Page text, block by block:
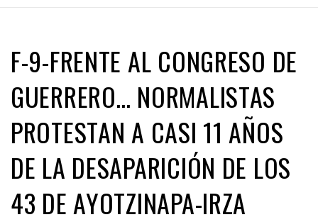
F-9-FRENTE AL CONGRESO DE
GUERRERO… NORMALISTAS
PROTESTAN A CASI 11 AÑOS
DE LA DESAPARICIÓN DE LOS
43 DE AYOTZINAPA-IRZA